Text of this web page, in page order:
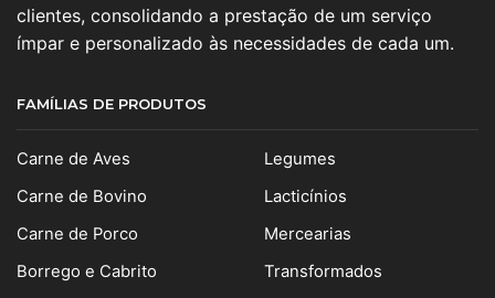
clientes, consolidando a prestação de um serviço
ímpar e personalizado às necessidades de cada um.
FAMÍLIAS DE PRODUTOS
Carne de Aves
Carne de Bovino
Carne de Porco
Borrego e Cabrito
Legumes
Lacticínios
Mercearias
Transformados